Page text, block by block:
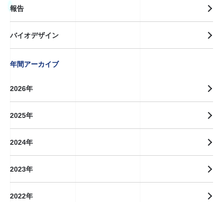
報告
バイオデザイン
年間アーカイブ
2026年
2025年
2024年
2023年
2022年